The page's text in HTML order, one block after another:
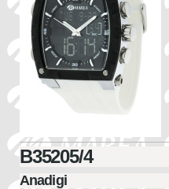
B35205/4
Anadigi